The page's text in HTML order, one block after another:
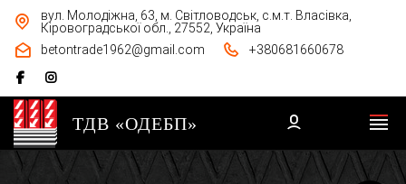
вул. Молодіжна, 63, м. Світловодськ, с.м.т. Власівка,
Кіровоградської обл., 27552, Україна
betontrade1962@gmail.com
+380681660678
ТДВ «ОДЕБП»